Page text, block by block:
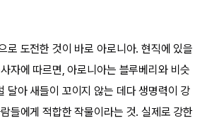
로 도전한 것이 바로 아로니아. 현직에 있을
자에 따르면, 아로니아는 블루베리와 비슷
달아 새들이 꼬이지 않는 데다 생명력이 강
들에게 적합한 작물이라는 것. 실제로 강한